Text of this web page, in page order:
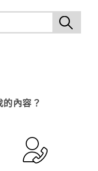
內容？